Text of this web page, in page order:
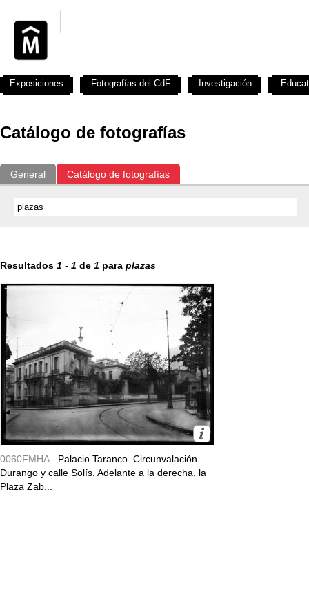
Catálogo de fotografías
General Catálogo de fotografías
Resultados 1 - 1 de 1 para plazas
0060FMHA - Palacio Taranco. Circunvalación
Durango y calle Solís. Adelante a la derecha, la
Plaza Zab...
Exposiciones Fotografías del CdF Investigación